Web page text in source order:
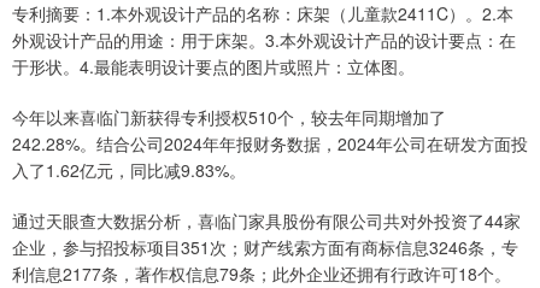
专利摘要：1.本外观设计产品的名称：床架（儿童款2411C）。2.本
外观设计产品的用途：用于床架。3.本外观设计产品的设计要点：在
于形状。4.最能表明设计要点的图片或照片：立体图。
今年以来喜临门新获得专利授权510个，较去年同期增加了
242.28%。结合公司2024年年报财务数据，2024年公司在研发方面投
入了1.62亿元，同比减9.83%。
通过天眼查大数据分析，喜临门家具股份有限公司共对外投资了44家
企业，参与招投标项目351次；财产线索方面有商标信息3246条，专
利信息2177条，著作权信息79条；此外企业还拥有行政许可18个。